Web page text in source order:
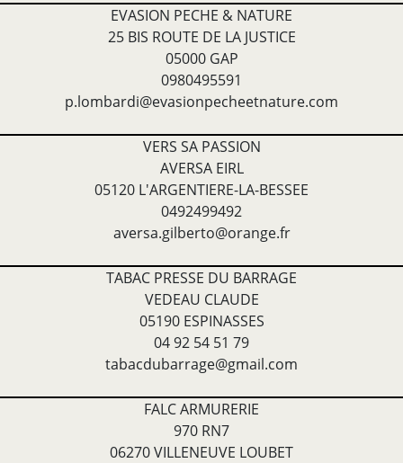
EVASION PECHE & NATURE
25 BIS ROUTE DE LA JUSTICE
05000 GAP
0980495591
p.lombardi@evasionpecheetnature.com
VERS SA PASSION
AVERSA EIRL
05120 L'ARGENTIERE-LA-BESSEE
0492499492
aversa.gilberto@orange.fr
TABAC PRESSE DU BARRAGE
VEDEAU CLAUDE
05190 ESPINASSES
04 92 54 51 79
tabacdubarrage@gmail.com
FALC ARMURERIE
970 RN7
06270 VILLENEUVE LOUBET